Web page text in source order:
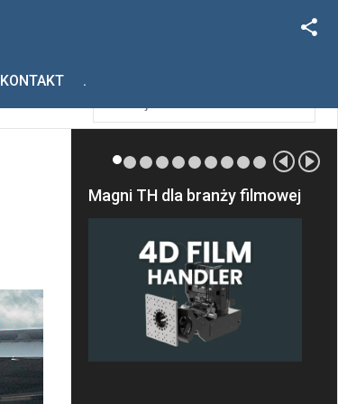
KONTAKT .
Magni TH dla branży filmowej